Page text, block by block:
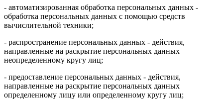
- автоматизированная обработка персональных данных -
обработка персональных данных с помощью средств
вычислительной техники;
- распространение персональных данных - действия,
направленные на раскрытие персональных данных
неопределенному кругу лиц;
- предоставление персональных данных - действия,
направленные на раскрытие персональных данных
определенному лицу или определенному кругу лиц;